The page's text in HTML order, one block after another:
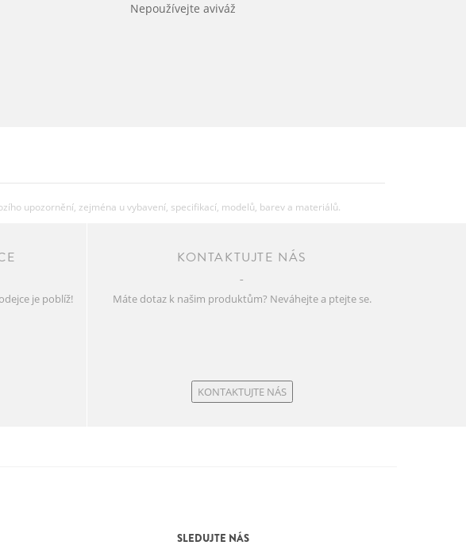
Nepoužívejte aviváž
upozornění, zejména u vybavení, specifikací, modelů, barev a materiálů.
je poblíž!
KONTAKTUJTE NÁS
Máte dotaz k našim produktům? Neváhejte a ptejte se.
KONTAKTUJTE NÁS
SLEDUJTE NÁS